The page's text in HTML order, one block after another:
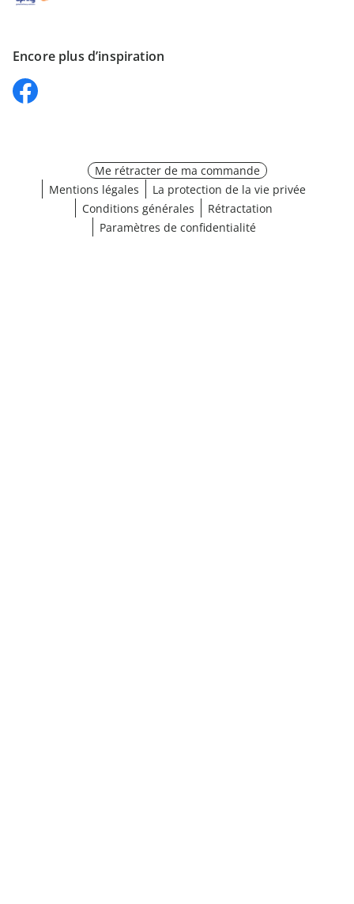
Encore plus d’inspiration
Me rétracter de ma commande
Mentions légales
La protection de la vie privée
Conditions générales
Rétractation
Paramètres de confidentialité